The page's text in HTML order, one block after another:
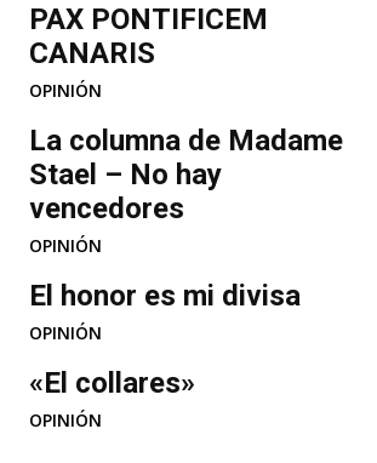
PAX PONTIFICEM
CANARIS
OPINIÓN
La columna de Madame
Stael – No hay
vencedores
OPINIÓN
El honor es mi divisa
OPINIÓN
«El collares»
OPINIÓN